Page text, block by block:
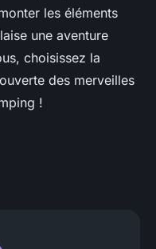
les éléments
une aventure
choisissez la
des merveilles
!